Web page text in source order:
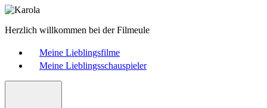
Herzlich willkommen bei der Filmeule
Meine Lieblingsfilme
Meine Lieblingsschauspieler